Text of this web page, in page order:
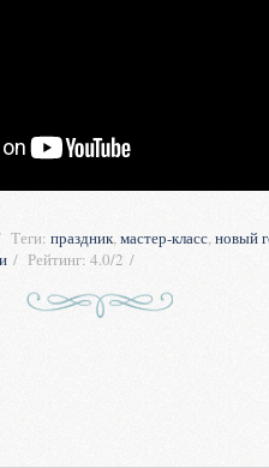
Теги: праздник,мастер-класс,новый
Рейтинг: 4.0/2